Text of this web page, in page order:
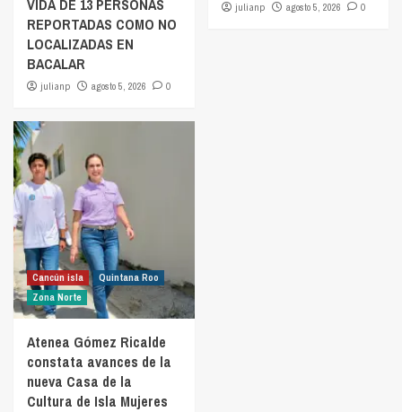
VIDA DE 13 PERSONAS
REPORTADAS COMO NO
LOCALIZADAS EN
BACALAR
julianp agosto 5, 2026 0
julianp agosto 5, 2026 0
Cancún isla
Quintana Roo
Zona Norte
Atenea Gómez Ricalde
constata avances de la
nueva Casa de la
Cultura de Isla Mujeres